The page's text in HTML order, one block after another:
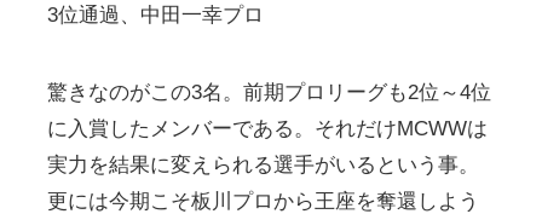
3位通過、中田一幸プロ
驚きなのがこの3名。前期プロリーグも2位～4位
に入賞したメンバーである。それだけMCWWは
実力を結果に変えられる選手がいるという事。
更には今期こそ板川プロから王座を奪還しよう